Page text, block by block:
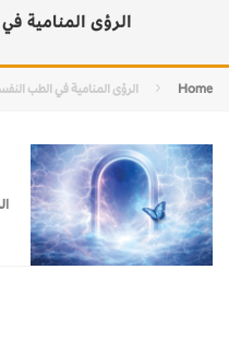
الرؤى المنامية
Home الرؤى المنامية في الطب